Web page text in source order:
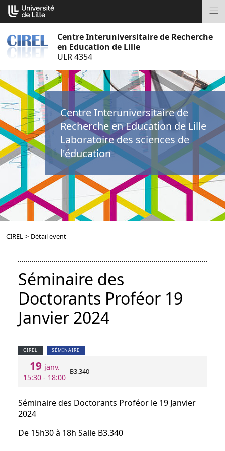
Aller
au
Centre Interuniversitaire de Recherche
en Education de Lille
ULR 4354
Centre Interuniversitaire de
Recherche en Education de Lille
Laboratoire des sciences de
l'éducation
CIREL > Détail event
Séminaire des
Doctorants Proféor 19
Janvier 2024
CIREL SÉMINAIRE
19 janv.
15:30 - 18:00
B3.340
Séminaire des Doctorants Proféor le 19 Janvier
2024
De 15h30 à 18h Salle B3.340
Cookies management panel